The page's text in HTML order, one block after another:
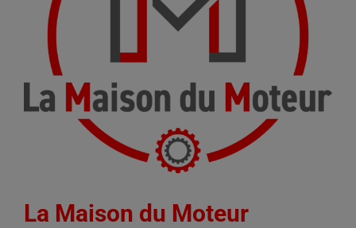
La Maison du Moteur